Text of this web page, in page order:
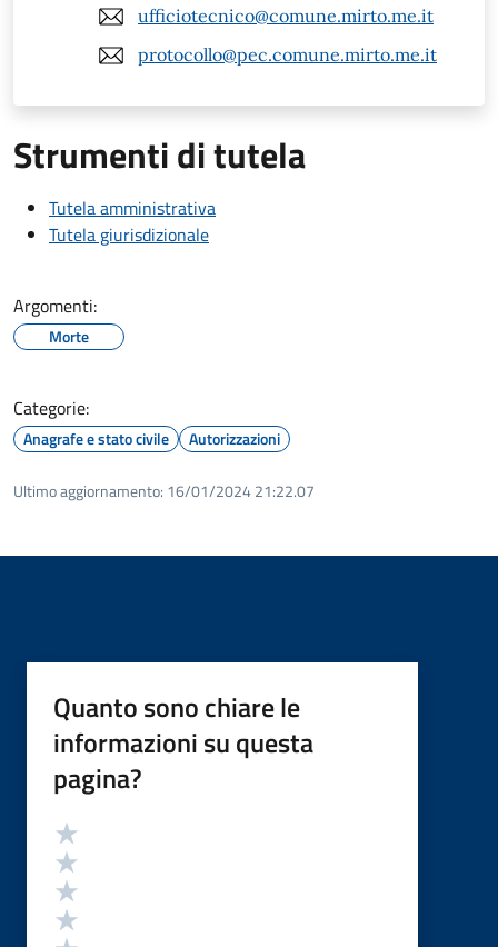
ufficiotecnico@comune.mirto.me.it
protocollo@pec.comune.mirto.me.it
Strumenti di tutela
Tutela amministrativa
Tutela giurisdizionale
Argomenti:
Morte
Categorie:
Anagrafe e stato civile Autorizzazioni
Ultimo aggiornamento: 16/01/2024 21:22.07
Quanto sono chiare le
informazioni su questa
pagina?
Valutazione